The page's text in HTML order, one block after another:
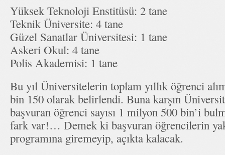
Yüksek Teknoloji Enstitüsü: 2 tane
Teknik Üniversite: 4 tane
Güzel Sanatlar Üniversitesi: 1 tane
Askeri Okul: 4 tane
Polis Akademisi: 1 tane
Bu yıl Üniversitelerin toplam yıllık öğrenci
bin 150 olarak belirlendi. Buna karşın
başvuran öğrenci sayısı 1 milyon 500 bin’i
fark var!… Demek ki başvuran öğrencilerin
programına giremeyip, açıkta kalacak.